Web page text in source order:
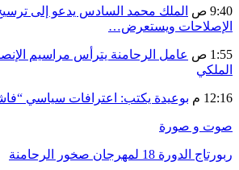
9:40 ص
الملك محمد السادس يدعو إلى
الإصلاحات ويستعرض…
1:55 ص
عامل الرحامنة يترأس مراسيم
الملكي
12:16 م بوعيدة يكتب: اعترافات سياسي
صوت و صورة
ربورتاج الدورة 18 لمهرجان صخور الرحامنة